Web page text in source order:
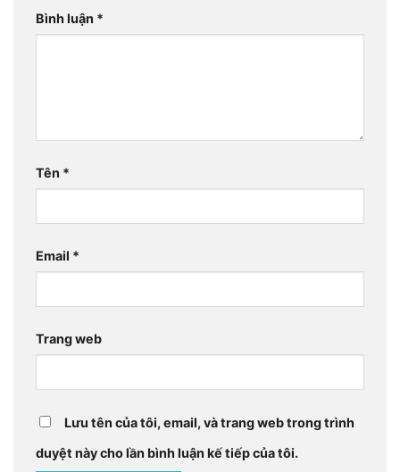
Bình luận *
Tên *
Email *
Trang web
Lưu tên của tôi, email, và trang web trong trình
duyệt này cho lần bình luận kế tiếp của tôi.